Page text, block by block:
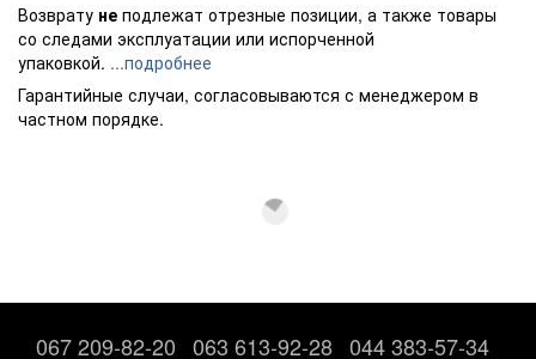
Возврату не подлежат отрезные позиции, а также товары
со следами эксплуатации или испорченной
упаковкой. ...подробнее
Гарантийные случаи, согласовываются с менеджером в
частном порядке.
067 209-82-20 063 613-92-28 044 383-57-34